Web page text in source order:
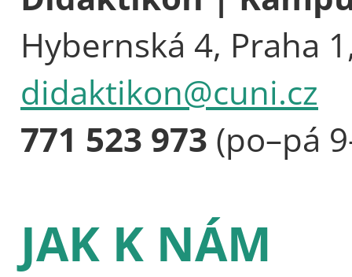
Hybernská 4, Praha
didaktikon@cuni.cz
771 523 973 (po–pá
JAK K NÁM